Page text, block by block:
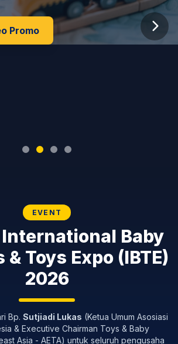
Promo
EVENT
Baby
Toys Expo (IBTE)
2026
Bp. Sutjiadi Lukas (Ketua Umum Asosiasi
& Executive Chairman Toys & Baby
Asia - AETA) untuk seluruh pengusaha